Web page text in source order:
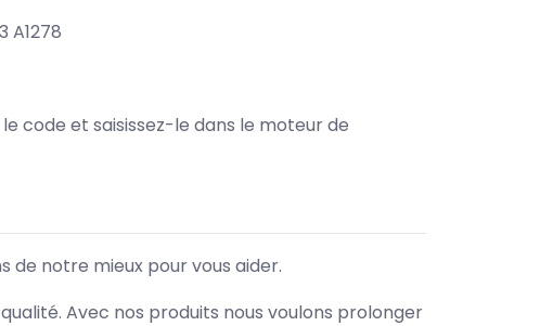
A1278
code et saisissez-le dans le moteur de
de notre mieux pour vous aider.
Avec nos produits nous voulons prolonger